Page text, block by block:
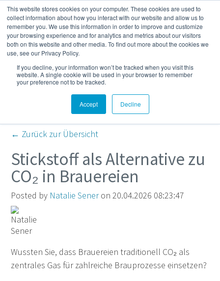
This website stores cookies on your computer. These cookies are used to
collect information about how you interact with our website and allow us to
remember you. We use this information in order to improve and customize
your browsing experience and for analytics and metrics about our visitors
both on this website and other media. To find out more about the cookies we
use, see our Privacy Policy.
If you decline, your information won’t be tracked when you visit this
website. A single cookie will be used in your browser to remember
your preference not to be tracked.
Accept Decline
Mehr
Kompressor- und
Druckluft-Blog
← Zurück zur Übersicht
Stickstoff als Alternative zu
CO₂ in Brauereien
Posted by Natalie Seneron 20.04.2026 08:23:47
Wussten Sie, dass Brauereien traditionell CO₂ als
zentrales Gas für zahlreiche Brauprozesse einsetzen?